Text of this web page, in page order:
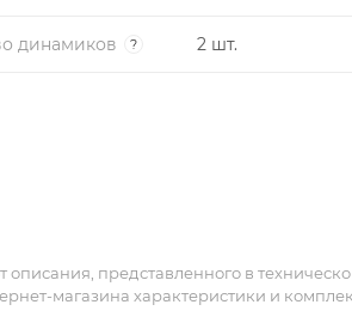
динамиков ? 2 шт.
представленного в
магазина характеристики и